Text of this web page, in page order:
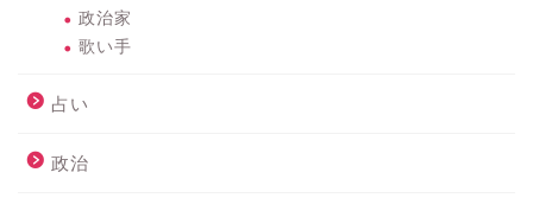
政治家
歌い手
占い
政治